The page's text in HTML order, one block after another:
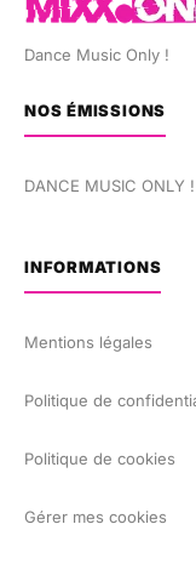
Dance Music Only !
NOS ÉMISSIONS
DANCE MUSIC ONLY !
INFORMATIONS
Mentions légales
Politique de
Politique de cookies
Gérer mes cookies